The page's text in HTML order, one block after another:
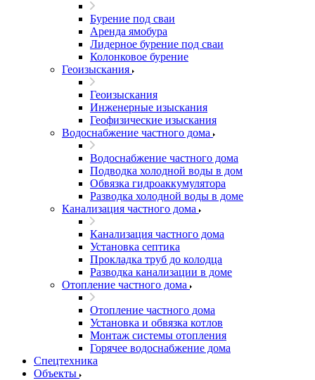
Бурение под сваи
Аренда ямобура
Лидерное бурение под сваи
Колонковое бурение
Геоизыскания
Геоизыскания
Инженерные изыскания
Геофизические изыскания
Водоснабжение частного дома
Водоснабжение частного дома
Подводка холодной воды в дом
Обвязка гидроаккумулятора
Разводка холодной воды в доме
Канализация частного дома
Канализация частного дома
Установка септика
Прокладка труб до колодца
Разводка канализации в доме
Отопление частного дома
Отопление частного дома
Установка и обвязка котлов
Монтаж системы отопления
Горячее водоснабжение дома
Спецтехника
Объекты